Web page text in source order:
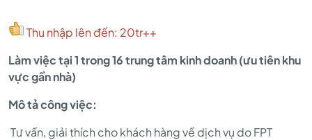
Thu nhập lên đến: 20tr++
Làm việc tại 1 trong 16 trung tâm kinh doanh (ưu tiên khu
vực gần nhà)
Mô tả công việc:
Tư vấn, giải thích cho khách hàng về dịch vụ do FPT